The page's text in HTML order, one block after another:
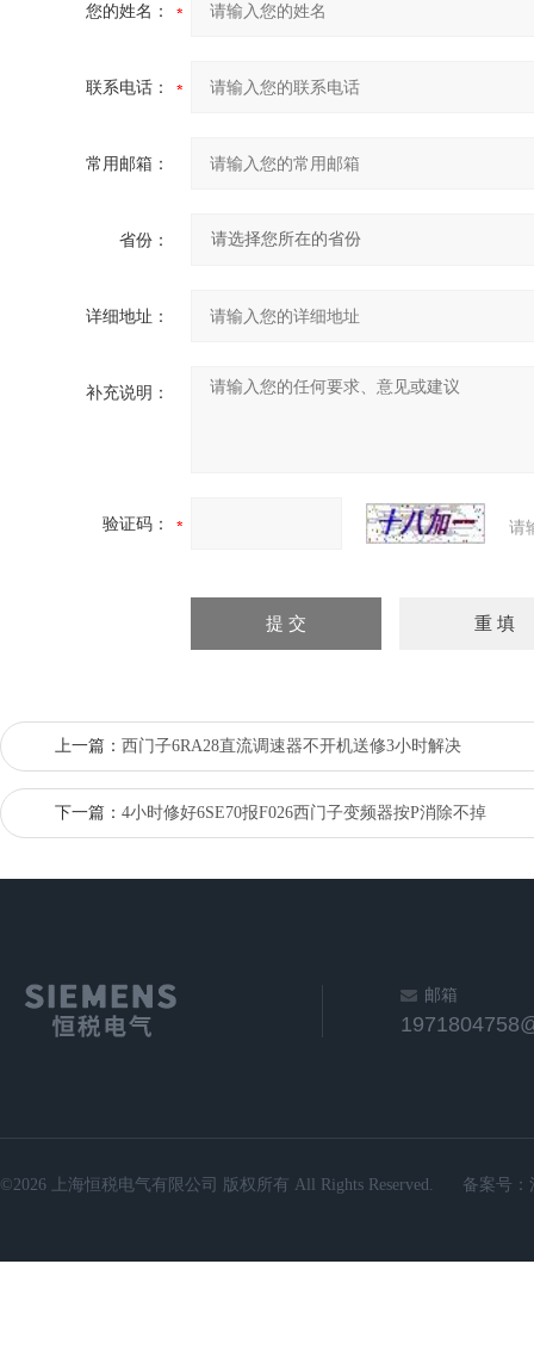
您的姓名：
联系电话：
常用邮箱：
省份：
详细地址：
补充说明：
验证码： 请
上一篇： 西门子6RA28直流调速器不开机送修3小时解决
下一篇： 4小时修好6SE70报F026西门子变频器按P消除不掉
邮箱
©2026 上海恒税电气有限公司 版权所有 All Rights Reserved. 备案号：